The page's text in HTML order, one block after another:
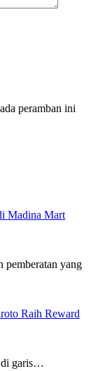
peramban ini
Madina Mart
pemberatan yang
Raih Reward
di garis…